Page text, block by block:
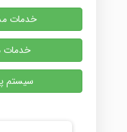
خدمات
خدمات
سیستم